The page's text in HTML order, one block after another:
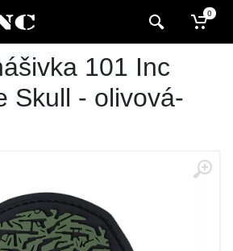
0
101 Inc
Skull - olivová-